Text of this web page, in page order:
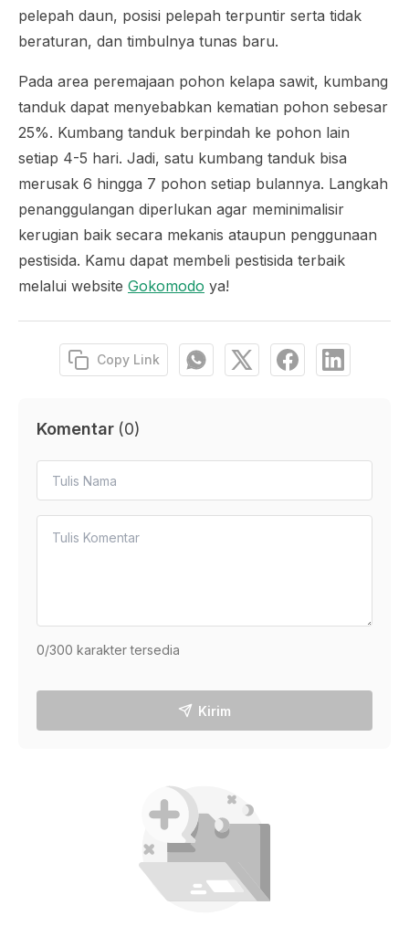
pelepah daun, posisi pelepah terpuntir serta tidak
beraturan, dan timbulnya tunas baru.
Pada area peremajaan pohon kelapa sawit, kumbang
tanduk dapat menyebabkan kematian pohon sebesar
25%. Kumbang tanduk berpindah ke pohon lain
setiap 4-5 hari. Jadi, satu kumbang tanduk bisa
merusak 6 hingga 7 pohon setiap bulannya. Langkah
penanggulangan diperlukan agar meminimalisir
kerugian baik secara mekanis ataupun penggunaan
pestisida. Kamu dapat membeli pestisida terbaik
melalui website Gokomodo ya!
Copy Link
Komentar (0)
0/300 karakter tersedia
Kirim